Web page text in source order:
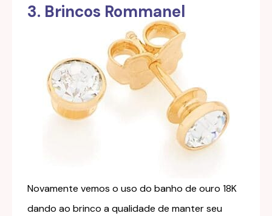
3. Brincos Rommanel
Novamente vemos o uso do banho de ouro 18K
dando ao brinco a qualidade de manter seu